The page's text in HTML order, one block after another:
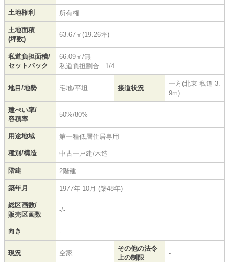
土地権利 所有権
土地面積
(坪数)
63.67㎡(19.26坪)
私道負担面積/
セットバック
66.09㎡/無
私道負担割合 : 1/4
地目/地勢 宅地/平坦 接道状況
一方(北東 私道 3.
9m)
建ぺい率/
容積率
50%/80%
用途地域 第一種低層住居専用
種別/構造 中古一戸建/木造
階建 2階建
築年月 1977年 10月 (築48年)
総区画数/
販売区画数
-/-
向き -
現況 空家
その他の法令
上の制限
-